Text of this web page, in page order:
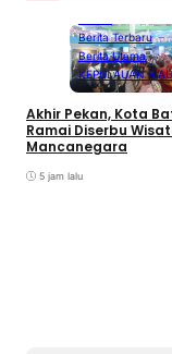
Berita Terbaru
Berita Utama
KEPULAUAN RIAU
Akhir Pekan, Kota
Ramai Diserbu
Mancanegara
5 jam lalu